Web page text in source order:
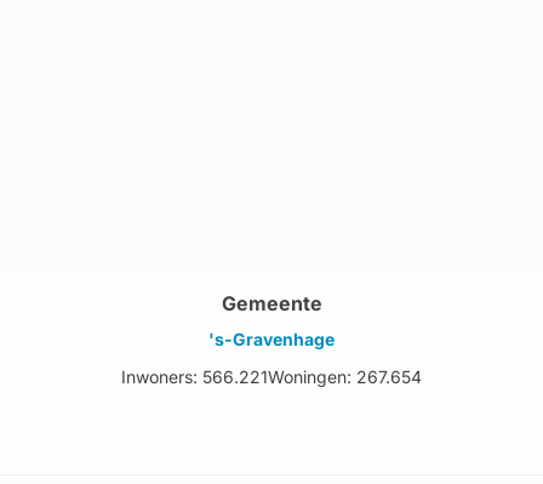
Gemeente
's-Gravenhage
Inwoners: 566.221Woningen: 267.654